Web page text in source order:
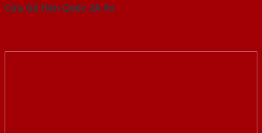
Cửa Gỗ Hàn Quốc 2A fix